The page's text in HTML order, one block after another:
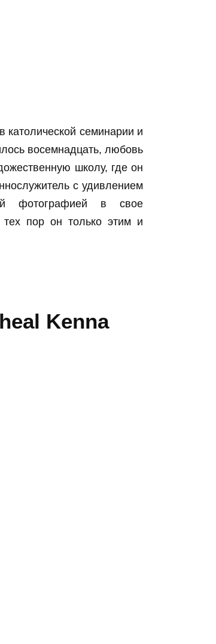
католической семинарии и
восемнадцать, любовь
школу, где он
с удивлением
фотографией в свое
пор он только этим и
Kenna